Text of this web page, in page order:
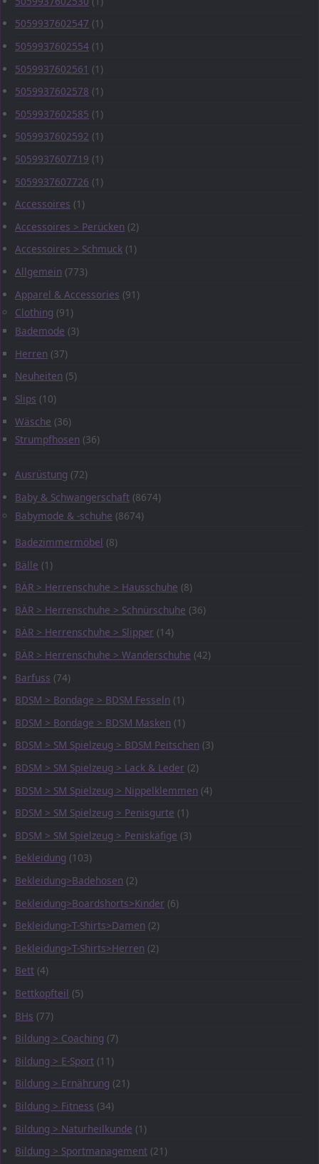
5059937602547 (1)
5059937602554 (1)
5059937602561 (1)
5059937602578 (1)
5059937602585 (1)
5059937602592 (1)
5059937607719 (1)
5059937607726 (1)
Accessoires (1)
Accessoires > Perücken (2)
Accessoires > Schmuck (1)
Allgemein (773)
Apparel & Accessories (91)
Clothing (91)
Bademode (3)
Herren (37)
Neuheiten (5)
Slips (10)
Wäsche (36)
Strumpfhosen (36)
Ausrüstung (72)
Baby & Schwangerschaft (8674)
Babymode & -schuhe (8674)
Badezimmermöbel (8)
Bälle (1)
BÄR > Herrenschuhe > Hausschuhe (8)
BÄR > Herrenschuhe > Schnürschuhe (36)
BÄR > Herrenschuhe > Slipper (14)
BÄR > Herrenschuhe > Wanderschuhe (42)
Barfuss (74)
BDSM > Bondage > BDSM Fesseln (1)
BDSM > Bondage > BDSM Masken (1)
BDSM > SM Spielzeug > BDSM Peitschen (3)
BDSM > SM Spielzeug > Lack & Leder (2)
BDSM > SM Spielzeug > Nippelklemmen (4)
BDSM > SM Spielzeug > Penisgurte (1)
BDSM > SM Spielzeug > Peniskäfige (3)
Bekleidung (103)
Bekleidung>Badehosen (2)
Bekleidung>Boardshorts>Kinder (6)
Bekleidung>T-Shirts>Damen (2)
Bekleidung>T-Shirts>Herren (2)
Bett (4)
Bettkopfteil (5)
BHs (77)
Bildung > Coaching (7)
Bildung > E-Sport (11)
Bildung > Ernährung (21)
Bildung > Fitness (34)
Bildung > Naturheilkunde (1)
Bildung > Sportmanagement (21)